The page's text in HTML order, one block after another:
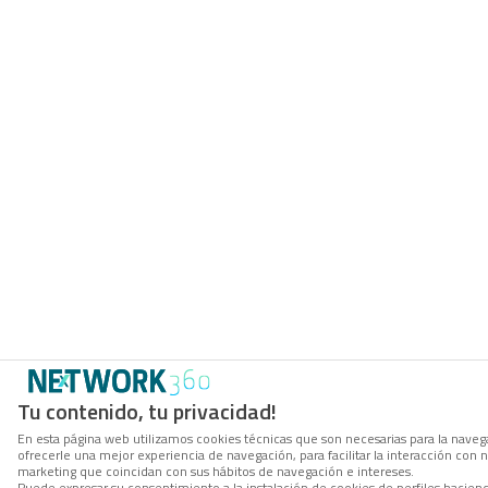
Tu contenido, tu privacidad!
En esta página web utilizamos cookies técnicas que son necesarias para la
ofrecerle una mejor experiencia de navegación, para facilitar la interacción
marketing que coincidan con sus hábitos de navegación e intereses.